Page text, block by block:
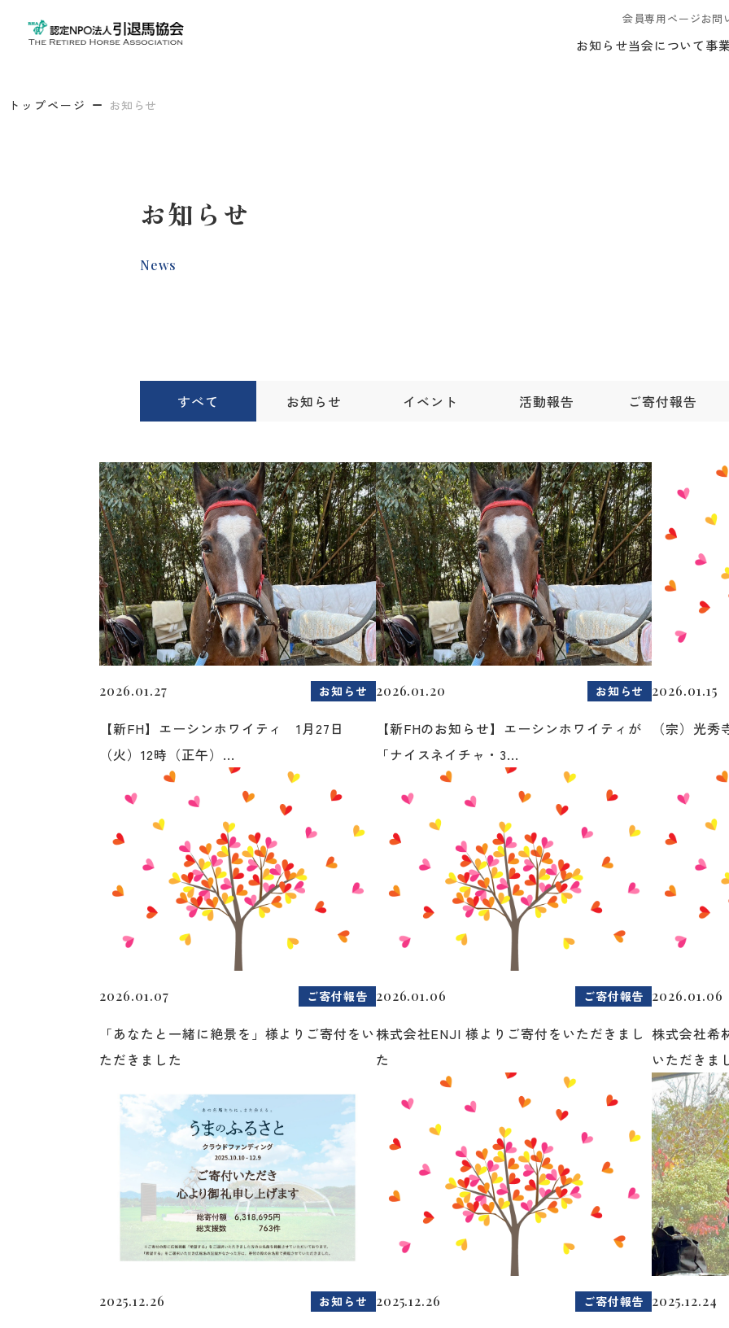
会員専用ページお問
お知らせ当会について事
トップページ お知らせ
お知らせ
News
すべて お知らせ イベント 活動報告 ご寄付報告
2026.01.27 お知らせ
【新FH】エーシンホワイティ 1月27日
（火）12時（正午）...
2026.01.20 お知らせ
【新FHのお知らせ】エーシンホワイティが
「ナイスネイチャ・3...
2026.01.15
（宗）光
2026.01.07 ご寄付報告
「あなたと一緒に絶景を」様よりご寄付をい
ただきました
2026.01.06 ご寄付報告
株式会社ENJI 様よりご寄付をいただきまし
た
2026.01.06
株式会社希
いただきま
2025.12.26 お知らせ 2025.12.26 ご寄付報告 2025.12.24